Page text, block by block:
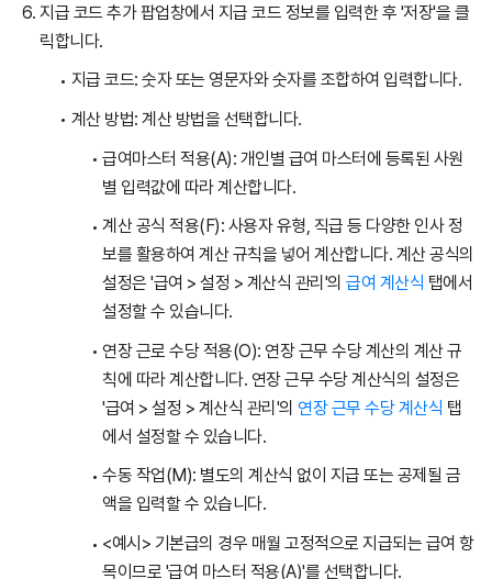
지급 코드 추가 팝업창에서 지급 코드 정보를 입력한 후 '저장'을 클
릭합니다.
지급 코드: 숫자 또는 영문자와 숫자를 조합하여 입력합니다.
계산 방법: 계산 방법을 선택합니다.
급여마스터 적용(A): 개인별 급여 마스터에 등록된 사원
별 입력값에 따라 계산합니다.
계산 공식 적용(F): 사용자 유형, 직급 등 다양한 인사 정
보를 활용하여 계산 규칙을 넣어 계산합니다. 계산 공식의
설정은 '급여 > 설정 > 계산식 관리'의급여 계산식 탭에서
설정할 수 있습니다.
연장 근로 수당 적용(O): 연장 근무 수당 계산의 계산 규
칙에 따라 계산합니다. 연장 근무 수당 계산식의 설정은
'급여 > 설정 > 계산식 관리'의연장 근무 수당 계산식 탭
에서 설정할 수 있습니다.
수동 작업(M): 별도의 계산식 없이 지급 또는 공제될 금
액을 입력할 수 있습니다.
<예시> 기본급의 경우 매월 고정적으로 지급되는 급여 항
목이므로 '급여 마스터 적용(A)'를 선택합니다.